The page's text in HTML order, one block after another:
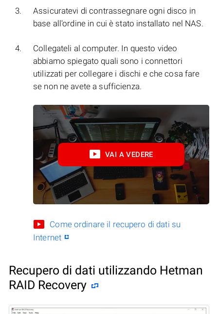
Assicuratevi di contrassegnare ogni disco in
base all'ordine in cui è stato installato nel NAS.
Collegateli al computer. In questo video
abbiamo spiegato quali sono i connettori
utilizzati per collegare i dischi e che cosa fare
se non ne avete a sufficienza.
VAI A VEDERE
Come ordinare il recupero di dati su
Internet
Recupero di dati utilizzando Hetman
RAID Recovery